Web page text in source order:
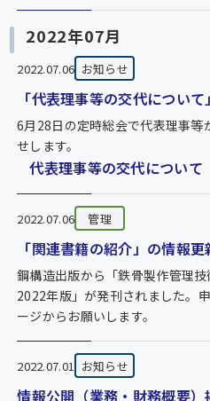
2022年07月
2022.07.06 お知らせ
「代表理事等の交代につい
6月28日の定時総会で代表理事等
せします。
代表理事等の交代について
2022.07.06 管理
「関連書籍の紹介」の情報更
鋼構造出版から「鉄骨製作管理
2022年版」が発刊されました。
ージからお願いします。
2022.07.01 お知らせ
情報公開（業務・財務概要）